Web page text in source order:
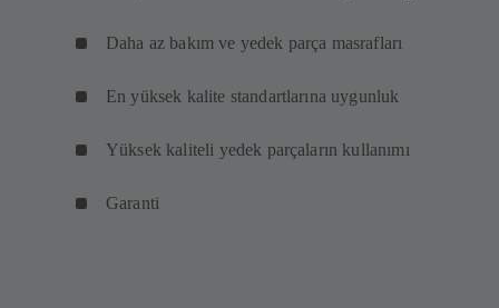
Daha az bakım ve yedek parça masrafları
En yüksek kalite standartlarına uygunluk
Yüksek kaliteli yedek parçaların kullanımı
Garanti